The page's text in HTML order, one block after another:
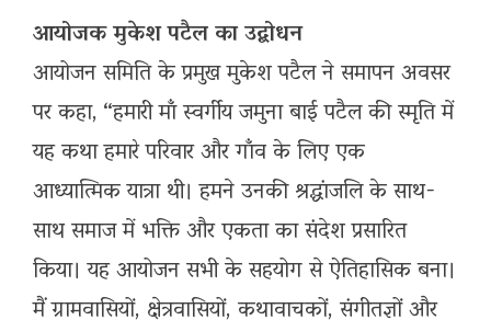
आयोजक मुकेश पटैल का उद्बोधन
आयोजन समिति के प्रमुख मुकेश पटैल ने समापन अवसर
पर कहा, “हमारी माँ स्वर्गीय जमुना बाई पटैल की स्मृति में
यह कथा हमारे परिवार और गाँव के लिए एक
आध्यात्मिक यात्रा थी। हमने उनकी श्रद्धांजलि के साथ-
साथ समाज में भक्ति और एकता का संदेश प्रसारित
किया। यह आयोजन सभी के सहयोग से ऐतिहासिक बना।
मैं ग्रामवासियों, क्षेत्रवासियों, कथावाचकों, संगीतज्ञों और